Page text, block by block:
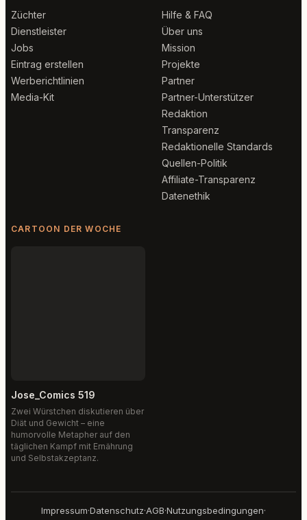
Züchter
Dienstleister
Jobs
Eintrag erstellen
Werberichtlinien
Media-Kit
Hilfe & FAQ
Über uns
Mission
Projekte
Partner
Partner-Unterstützer
Redaktion
Transparenz
Redaktionelle Standards
Quellen-Politik
Affiliate-Transparenz
Datenethik
CARTOON DER WOCHE
Jose_Comics 519
Zwei Würstchen diskutieren über
Diät und Gewicht – eine
humorvolle Metapher auf den
täglichen Kampf mit Ernährung
und Selbstakzeptanz.
Impressum·Datenschutz·AGB·Nutzungsbedingungen·